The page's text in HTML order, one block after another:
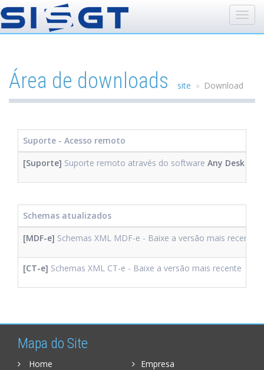
Área de downloads site Download
Suporte - Acesso remoto
[Suporte] Suporte remoto através do software Any Desk
Schemas atualizados
[MDF-e] Schemas XML MDF-e - Baixe a versão mais recente
[CT-e] Schemas XML CT-e - Baixe a versão mais recente
Mapa do Site
Home
Empresa